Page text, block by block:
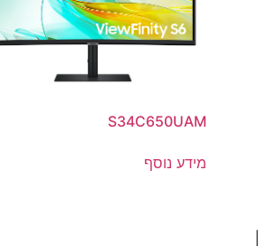
S34C650UAM
מידע נוסף